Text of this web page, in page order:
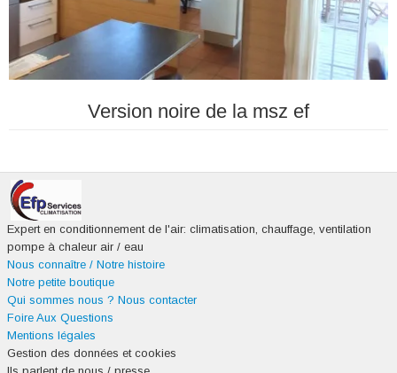
Version noire de la msz ef
Expert en conditionnement de l'air: climatisation, chauffage, ventilation
pompe à chaleur air / eau
Nous connaître / Notre histoire
Notre petite boutique
Qui sommes nous ? Nous contacter
Foire Aux Questions
Mentions légales
Gestion des données et cookies